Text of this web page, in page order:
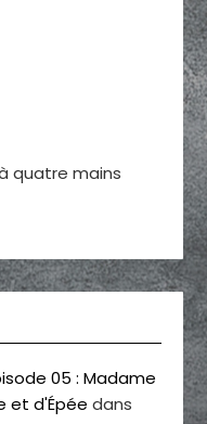
quatre mains
05 : Madame
et d'Épée dans